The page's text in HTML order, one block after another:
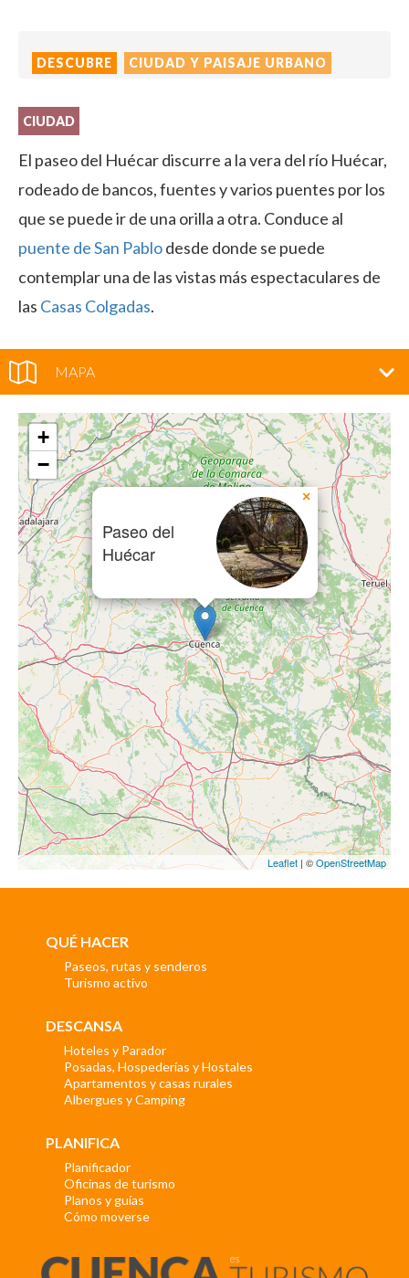
DESCUBRE CIUDAD Y PAISAJE URBANO
CIUDAD
El paseo del Huécar discurre a la vera del río Huécar,
rodeado de bancos, fuentes y varios puentes por los
que se puede ir de una orilla a otra. Conduce al
puente de San Pablodesde donde se puede
contemplar una de las vistas más espectaculares de
las Casas Colgadas.
MAPA
Paseo del
Huécar
×
+
−
Leaflet | ©OpenStreetMap
QUÉ HACER
Paseos, rutas y senderos
Turismo activo
DESCANSA
Hoteles y Parador
Posadas, Hospederías y Hostales
Apartamentos y casas rurales
Albergues y Camping
PLANIFICA
Planificador
Oficinas de turismo
Planos y guías
Cómo moverse